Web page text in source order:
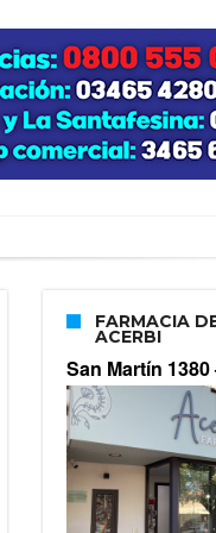
FARMACIA
ACERBI
San Martín 1380